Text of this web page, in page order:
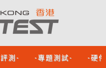
測- -專題測試- -硬